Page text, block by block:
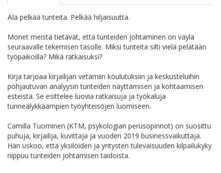
Älä pelkää tunteita. Pelkää hiljaisuutta.
Monet meistä tietävät, että tunteiden johtaminen on väylä
seuraavalle tekemisen tasolle. Miksi tunteita silti vielä pelätään
työpaikoilla? Mikä ratkaisuksi?
Kirja tarjoaa kirjailijan vetämiin koulutuksiin ja keskusteluihin
pohjautuvan analyysin tunteiden näyttämisen ja kohtaamisen
esteistä. Se esittelee luovia ratkaisuja ja työkaluja
tunneälykkäämpien työyhteisöjen luomiseen.
Camilla Tuominen (KTM, psykologian perusopinnot) on suosittu
puhuja, kirjailija, kuvittaja ja vuoden 2019 businessvaikuttaja.
Hän uskoo, että yksilöiden ja yritysten tulevaisuuden kilpailukyky
riippuu tunteiden johtamisen taidoista.